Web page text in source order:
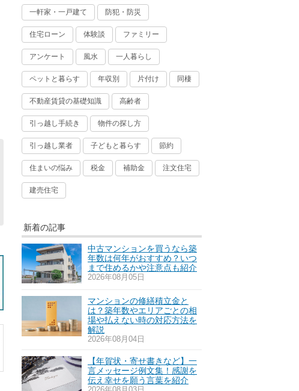
一軒家・一戸建て 防犯・防災
住宅ローン 体験談 ファミリー
アンケート 風水 一人暮らし
ペットと暮らす 年収別 片付け 同棲
不動産賃貸の基礎知識 高齢者
引っ越し手続き 物件の探し方
引っ越し業者 子どもと暮らす 節約
住まいの悩み 税金 補助金 注文住宅
建売住宅
新着の記事
中古マンションを買うなら築
年数は何年がおすすめ？いつ
まで住めるかや注意点も紹介
2026年08月05日
マンションの修繕積立金と
は？築年数やエリアごとの相
場や払えない時の対応方法を
解説
2026年08月04日
【年賀状・寄せ書きなど】一
言メッセージ例文集！感謝を
伝え幸せを願う言葉を紹介